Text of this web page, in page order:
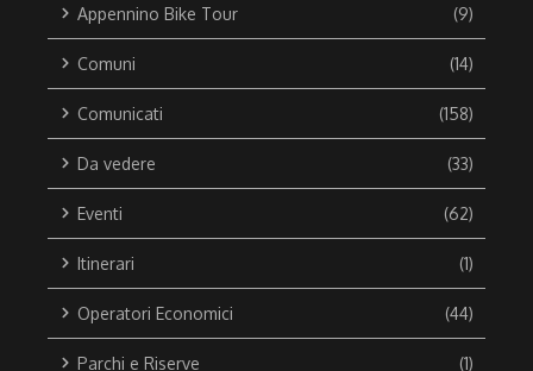
Appennino Bike Tour (9)
Comuni (14)
Comunicati (158)
Da vedere (33)
Eventi (62)
Itinerari (1)
Operatori Economici (44)
Parchi e Riserve (1)